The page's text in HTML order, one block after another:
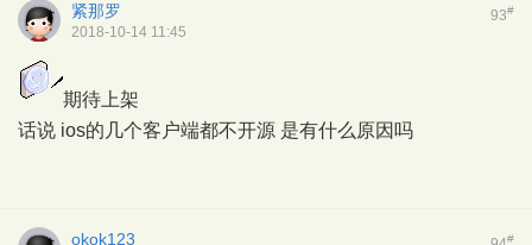
93#
紧那罗
2018-10-14 11:45
期待上架
话说 ios的几个客户端都不开源 是有什么原因吗
#
okok123